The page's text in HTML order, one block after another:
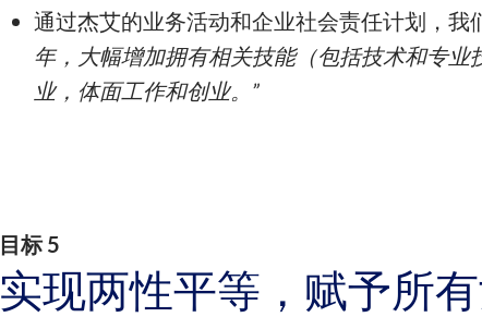
通过杰艾的业务活动和企业社会责任计划，我
年，大幅增加拥有相关技能（包括技术和专
业，体面工作和创业。”
目标5
实现两性平等，赋予所有